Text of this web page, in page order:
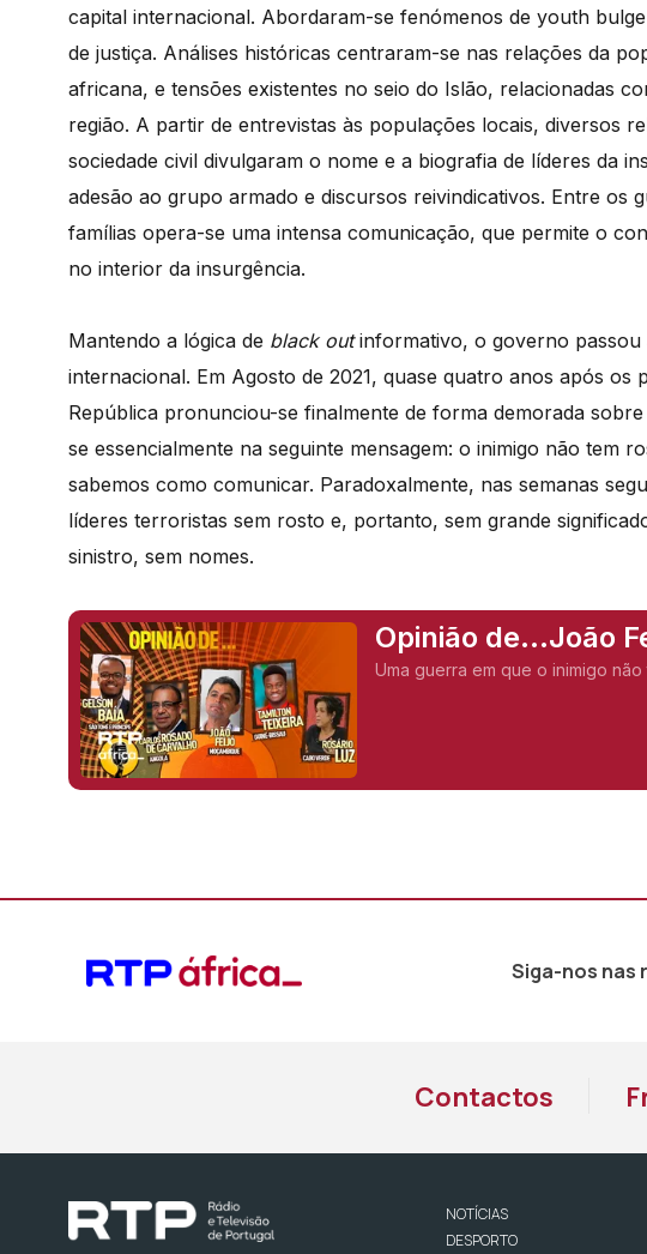
capital internacional. Abordaram-se fenómenos de youth
de justiça. Análises históricas centraram-se nas relações da
africana, e tensões existentes no seio do Islão, relacionadas
região. A partir de entrevistas às populações locais, diversos
sociedade civil divulgaram o nome e a biografia de líderes da
adesão ao grupo armado e discursos reivindicativos. Entre os
famílias opera-se uma intensa comunicação, que permite o
no interior da insurgência.
Mantendo a lógica de black outinformativo, o governo
internacional. Em Agosto de 2021, quase quatro anos após os
República pronunciou-se finalmente de forma demorada
se essencialmente na seguinte mensagem: o inimigo não tem
sabemos como comunicar. Paradoxalmente, nas semanas
líderes terroristas sem rosto e, portanto, sem grande
sinistro, sem nomes.
Opinião de...João
Uma guerra em que o inimigo não
Siga-nos nas
Contactos
NOTÍCIAS
DESPORTO